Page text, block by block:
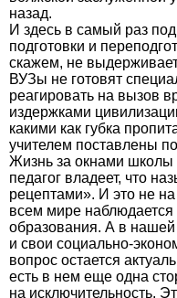
назад.
И здесь в самый раз
подготовки и
скажем, не
ВУЗы не готовят
реагировать на вызов
издержками
какими как губка
учителем поставлены
Жизнь за окнами школы
педагог владеет, что
рецептами». И это не
всем мире наблюдается
образования. А в
и свои социально-
вопрос остается
есть в нем еще одна
на исключительность.